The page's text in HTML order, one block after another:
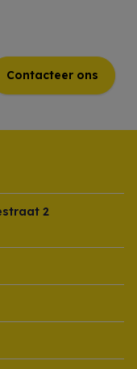
Contacteer ons
2